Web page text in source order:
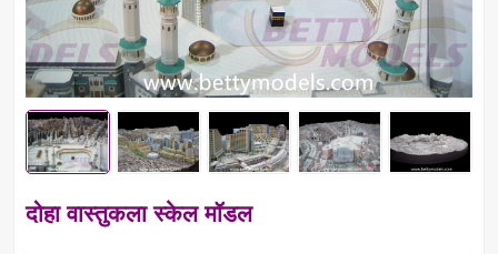
दोहा वास्तुकला स्केल मॉडल